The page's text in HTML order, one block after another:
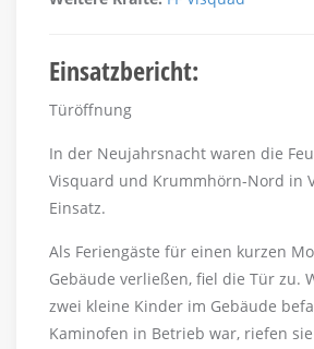
Einsatzbericht:
Türöffnung
In der Neujahrsnacht waren die
Visquard und Krummhörn-Nord in
Einsatz.
Als Feriengäste für einen kurzen
Gebäude verließen, fiel die Tür zu.
zwei kleine Kinder im Gebäude
Kaminofen in Betrieb war, riefen